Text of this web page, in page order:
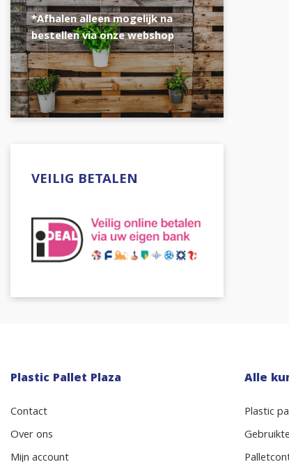
*Afhalen alleen mogelijk na
bestellen via onze webshop
VEILIG BETALEN
Plastic Pallet Plaza
Contact
Over ons
Mijn account
Alle
Plastic